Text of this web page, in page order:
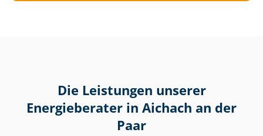
Die Leistungen unserer
Energieberater in Aichach an der
Paar